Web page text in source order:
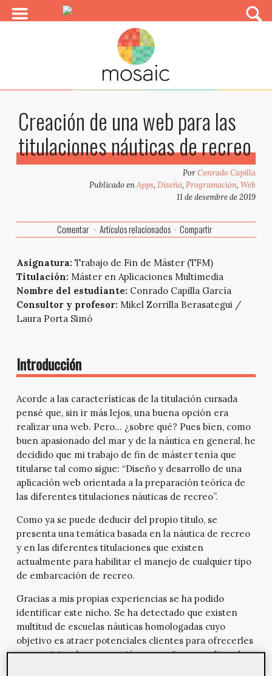
Creación de una web para las
titulaciones náuticas de recreo
PorConrado Capilla
Publicado enApps,Diseño,Programación,Web
11 de desembre de 2019
Comentar Artículos relacionados Compartir
Asignatura: Trabajo de Fin de Máster (TFM)
Titulación: Máster en Aplicaciones Multimedia
Nombre del estudiante: Conrado Capilla García
Consultor y profesor: Mikel Zorrilla Berasategui /
Laura Porta Simó
Introducción
Acorde a las características de la titulación cursada
pensé que, sin ir más lejos, una buena opción era
realizar una web. Pero… ¿sobre qué? Pues bien, como
buen apasionado del mar y de la náutica en general, he
decidido que mi trabajo de fin de máster tenía que
titularse tal como sigue: “Diseño y desarrollo de una
aplicación web orientada a la preparación teórica de
las diferentes titulaciones náuticas de recreo”.
Como ya se puede deducir del propio título, se
presenta una temática basada en la náutica de recreo
y en las diferentes titulaciones que existen
actualmente para habilitar el manejo de cualquier tipo
de embarcación de recreo.
Gracias a mis propias experiencias se ha podido
identificar este nicho. Se ha detectado que existen
multitud de escuelas náuticas homologadas cuyo
objetivo es atraer potenciales clientes para ofrecerles
sus servicios de preparación y enseñanza realizando